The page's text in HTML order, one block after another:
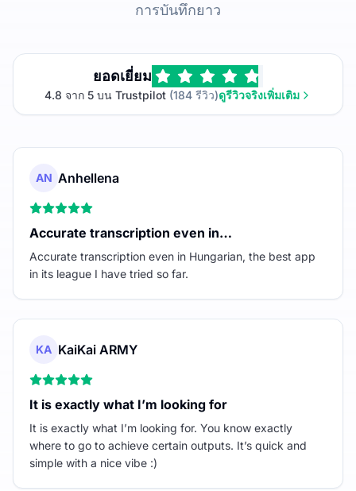
การบันทึกยาว
ยอดเยี่ยม
4.8 จาก 5 บน Trustpilot(184 รีวิว)ดูรีวิวจริงเพิ่มเติม
AN Anhellena
Accurate transcription even in…
Accurate transcription even in Hungarian, the best app
in its league I have tried so far.
KA KaiKai ARMY
It is exactly what I’m looking for
It is exactly what I’m looking for. You know exactly
where to go to achieve certain outputs. It’s quick and
simple with a nice vibe :)